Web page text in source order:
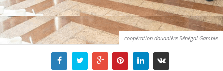
coopération douanière Sénégal Gambie